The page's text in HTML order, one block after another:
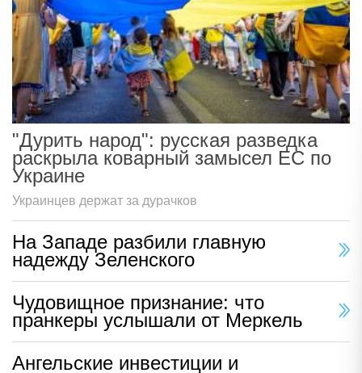
"Дурить народ": русская разведка
раскрыла коварный замысел ЕС по
Украине
Украинцев держат за дурачков
На Западе разбили главную
надежду Зеленского
Чудовищное признание: что
пранкеры услышали от Меркель
Ангельские инвестиции и